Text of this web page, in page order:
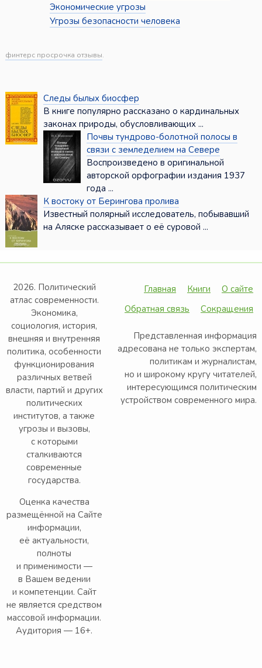
Экономические угрозы
Угрозы безопасности человека
финтерс просрочка отзывы.
Следы былых биосфер
В книге популярно рассказано о кардинальных
законах природы, обусловливающих ...
Почвы тундрово-болотной полосы в
связи с земледелием на Севере
Воспроизведено в оригинальной
авторской орфографии издания 1937
года ...
К востоку от Берингова пролива
Известный полярный исследователь, побывавший
на Аляске рассказывает о её суровой ...
2026. Политический
атлас современности.
Экономика,
социология, история,
внешняя и внутренняя
политика, особенности
функционирования
различных ветвей
власти, партий и других
политических
институтов, а также
угрозы и вызовы,
с которыми
сталкиваются
современные
государства.
Оценка качества
размещённой на Сайте
информации,
её актуальности,
полноты
и применимости —
в Вашем ведении
и компетенции. Сайт
не является средством
массовой информации.
Аудитория — 16+.
Главная Книги
О сайте
Обратная связь
Сокращения
Представленная информация
адресована не только экспертам,
политикам и журналистам,
но и широкому кругу читателей,
интересующимся политическим
устройством современного мира.